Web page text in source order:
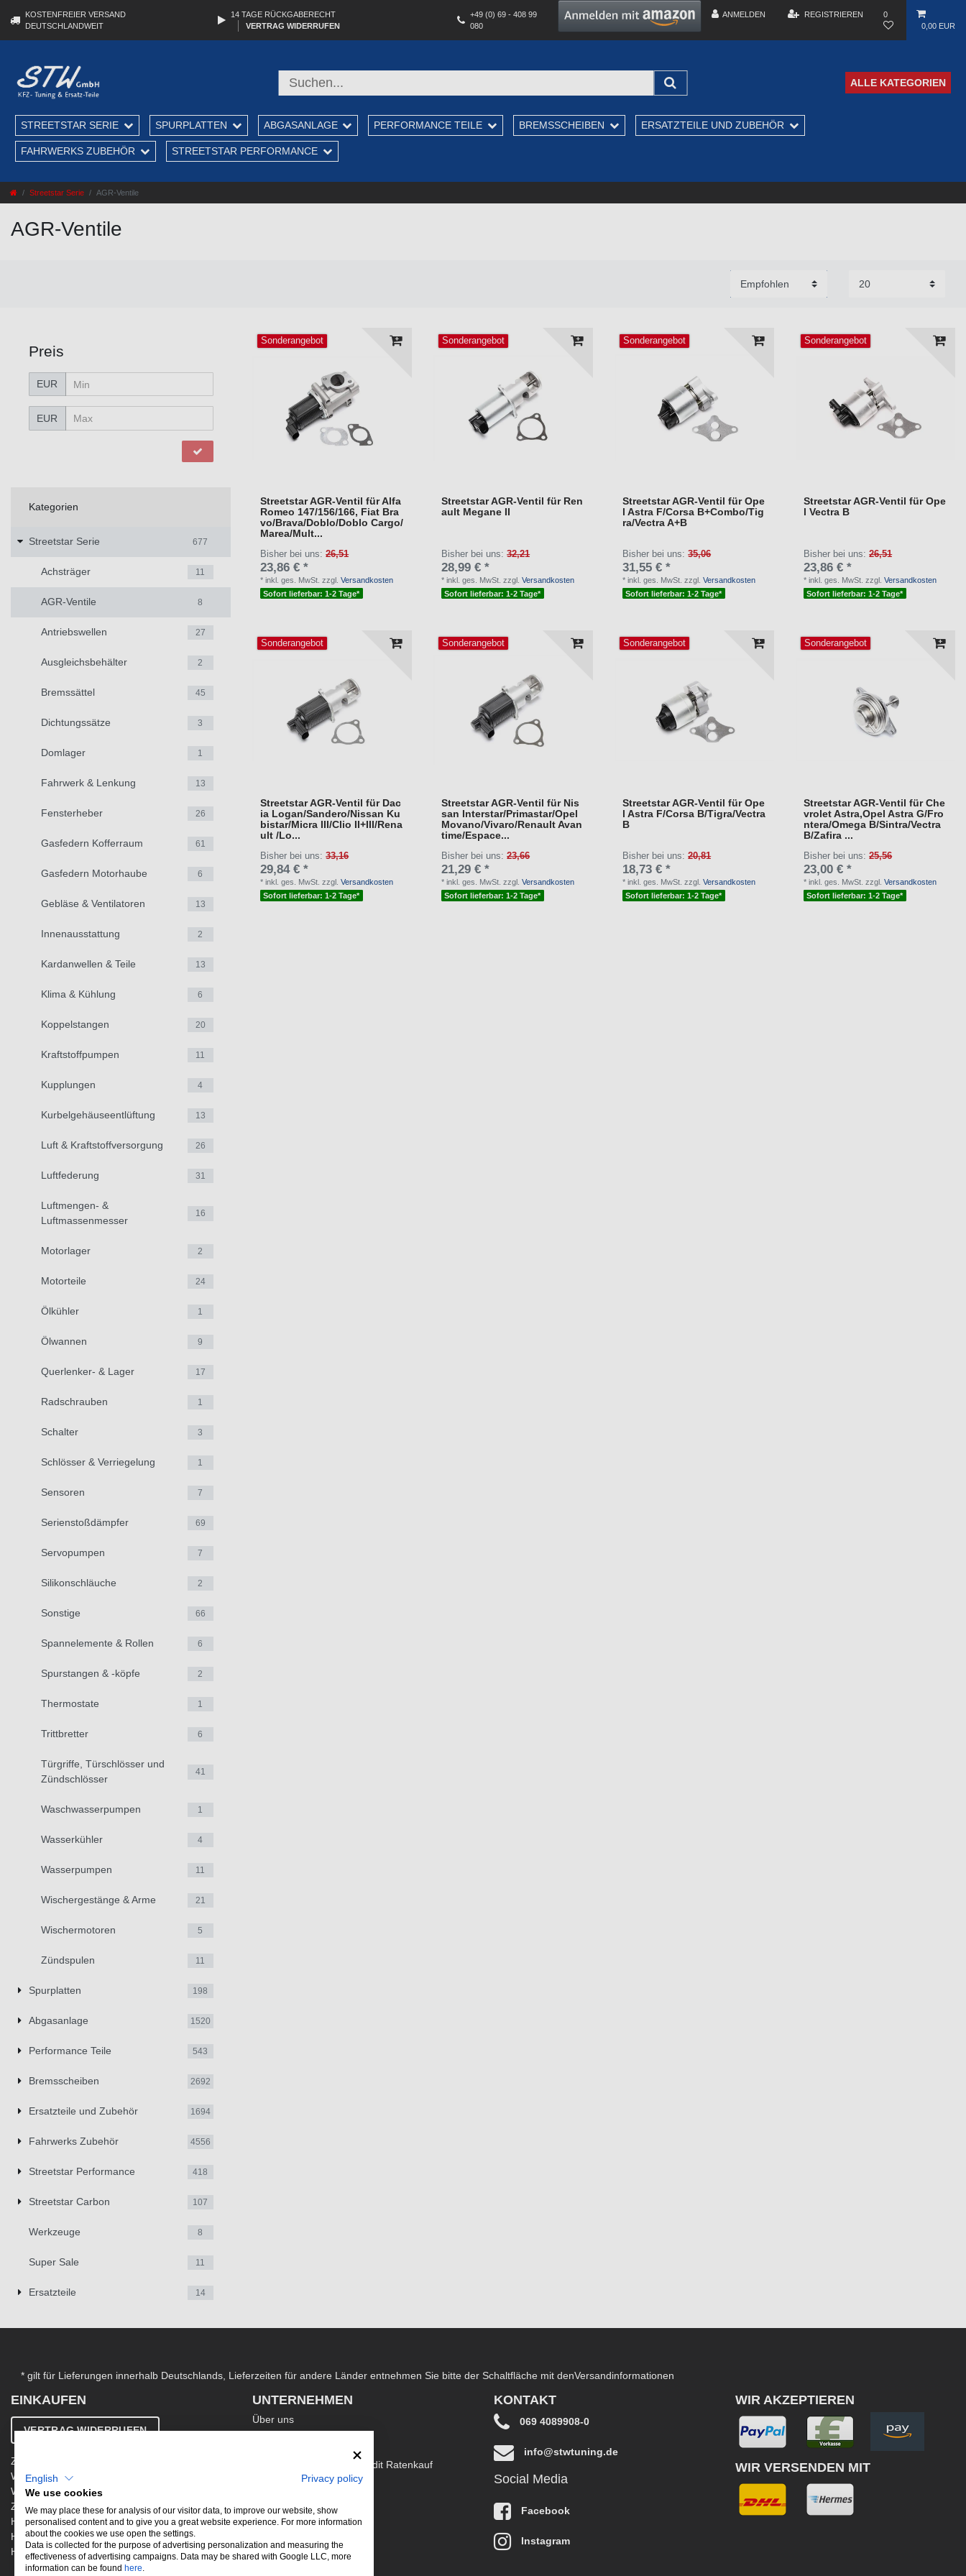
KOSTENFREIER VERSAND
DEUTSCHLANDWEIT
14 TAGE RÜCKGABERECHT
VERTRAG WIDERRUFEN
+49 (0) 69 - 408 99
080
ANMELDEN REGISTRIEREN
0
0,00 EUR
ALLE KATEGORIEN
STREETSTAR SERIE SPURPLATTEN ABGASANLAGE PERFORMANCE TEILE BREMSSCHEIBEN ERSATZTEILE UND ZUBEHÖR
FAHRWERKS ZUBEHÖR STREETSTAR PERFORMANCE
Streetstar Serie AGR-Ventile
AGR-Ventile
Preis
EUR
EUR
Kategorien
Streetstar Serie 677
Achsträger 11
AGR-Ventile 8
Antriebswellen 27
Ausgleichsbehälter 2
Bremssättel 45
Dichtungssätze 3
Domlager 1
Fahrwerk & Lenkung 13
Fensterheber 26
Gasfedern Kofferraum 61
Gasfedern Motorhaube 6
Gebläse & Ventilatoren 13
Innenausstattung 2
Kardanwellen & Teile 13
Klima & Kühlung 6
Koppelstangen 20
Kraftstoffpumpen 11
Kupplungen 4
Kurbelgehäuseentlüftung 13
Luft & Kraftstoffversorgung 26
Luftfederung 31
Luftmengen- &
Luftmassenmesser
16
Motorlager 2
Motorteile 24
Ölkühler 1
Ölwannen 9
Querlenker- & Lager 17
Radschrauben 1
Schalter 3
Schlösser & Verriegelung 1
Sensoren 7
Serienstoßdämpfer 69
Servopumpen 7
Silikonschläuche 2
Sonstige 66
Spannelemente & Rollen 6
Spurstangen & -köpfe 2
Thermostate 1
Trittbretter 6
Türgriffe, Türschlösser und
Zündschlösser
41
Waschwasserpumpen 1
Wasserkühler 4
Wasserpumpen 11
Wischergestänge & Arme 21
Wischermotoren 5
Zündspulen 11
Spurplatten 198
Abgasanlage 1520
Performance Teile 543
Bremsscheiben 2692
Ersatzteile und Zubehör 1694
Fahrwerks Zubehör 4556
Streetstar Performance 418
Streetstar Carbon 107
Werkzeuge 8
Super Sale 11
Ersatzteile 14
Sonderangebot
Streetstar AGR-Ventil für Alfa
Romeo 147/156/166, Fiat Bra
vo/Brava/Doblo/Doblo Cargo/
Marea/Mult...
Bisher bei uns:26,51
23,86 € *
*inkl. ges. MwSt. zzgl.Versandkosten
Sofort lieferbar: 1-2 Tage*
Sonderangebot
Streetstar AGR-Ventil für Ren
ault Megane II
Bisher bei uns:32,21
28,99 € *
*inkl. ges. MwSt. zzgl.Versandkosten
Sofort lieferbar: 1-2 Tage*
Sonderangebot
Streetstar AGR-Ventil für Ope
l Astra F/Corsa B+Combo/Tig
ra/Vectra A+B
Bisher bei uns:35,06
31,55 € *
*inkl. ges. MwSt. zzgl.Versandkosten
Sofort lieferbar: 1-2 Tage*
Sonderangebot
Streetstar AGR-Ventil für Ope
l Vectra B
Bisher bei uns:26,51
23,86 € *
*inkl. ges. MwSt. zzgl.Versandkosten
Sofort lieferbar: 1-2 Tage*
Sonderangebot
Streetstar AGR-Ventil für Dac
ia Logan/Sandero/Nissan Ku
bistar/Micra III/Clio II+III/Rena
ult /Lo...
Bisher bei uns:33,16
29,84 € *
*inkl. ges. MwSt. zzgl.Versandkosten
Sofort lieferbar: 1-2 Tage*
Sonderangebot
Streetstar AGR-Ventil für Nis
san Interstar/Primastar/Opel
Movano/Vivaro/Renault Avan
time/Espace...
Bisher bei uns:23,66
21,29 € *
*inkl. ges. MwSt. zzgl.Versandkosten
Sofort lieferbar: 1-2 Tage*
Sonderangebot
Streetstar AGR-Ventil für Ope
l Astra F/Corsa B/Tigra/Vectra
B
Bisher bei uns:20,81
18,73 € *
*inkl. ges. MwSt. zzgl.Versandkosten
Sofort lieferbar: 1-2 Tage*
Sonderangebot
Streetstar AGR-Ventil für Che
vrolet Astra,Opel Astra G/Fro
ntera/Omega B/Sintra/Vectra
B/Zafira ...
Bisher bei uns:25,56
23,00 € *
*inkl. ges. MwSt. zzgl.Versandkosten
Sofort lieferbar: 1-2 Tage*
* gilt für Lieferungen innerhalb Deutschlands, Lieferzeiten für andere Länder entnehmen Sie bitte der Schaltfläche mit denVersandinformationen
EINKAUFEN
VERTRAG WIDERRUFEN
Zahlung & Versand
Widerrufsbelehrung
Warenkorb
Zur Kasse
Hinweis zur Altölentsorgung
Hinweis zur Batterieentsorgung
Händler werden
UNTERNEHMEN
Über uns
Kontakt
Ergänzende AGB EasyCredit Ratenkauf
Datenschutzerklärung
Jobs
Newsletter
KONTAKT
069 4089908-0
info@stwtuning.de
Social Media
Facebook
Instagram
WIR AKZEPTIEREN
WIR VERSENDEN MIT
English
Privacy policy
We use cookies
We may place these for analysis of our visitor data, to improve our website, show
personalised content and to give you a great website experience. For more information
about the cookies we use open the settings.
Data is collected for the purpose of advertising personalization and measuring the
effectiveness of advertising campaigns. Data may be shared with Google LLC, more
information can be found here.